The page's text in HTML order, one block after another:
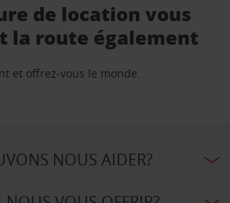
de location vous
la route également
et offrez-vous le monde.
NOUS AIDER?